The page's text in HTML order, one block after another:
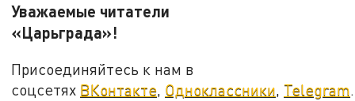
Уважаемые читатели
«Царьграда»!
Присоединяйтесь к нам в
соцсетях ВКонтакте Одноклассники Telegram